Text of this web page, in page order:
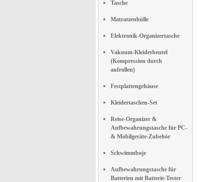
Tasche
Matratzenhülle
Elektronik-Organizertasche
Vakuum-Kleiderbeutel
(Kompression durch
aufrollen)
Festplattengehäuse
Kleidertaschen-Set
Reise-Organizer &
Aufbewahrungstasche für PC-
& Mobilgeräte-Zubehör
Schwimmboje
Aufbewahrungstasche für
Batterien mit Batterie-Tester